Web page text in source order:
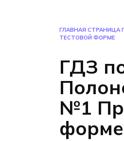
ГЛАВНАЯ СТРАНИЦА
ТЕСТОВОЙ ФОРМЕ
ГДЗ
№1
форме